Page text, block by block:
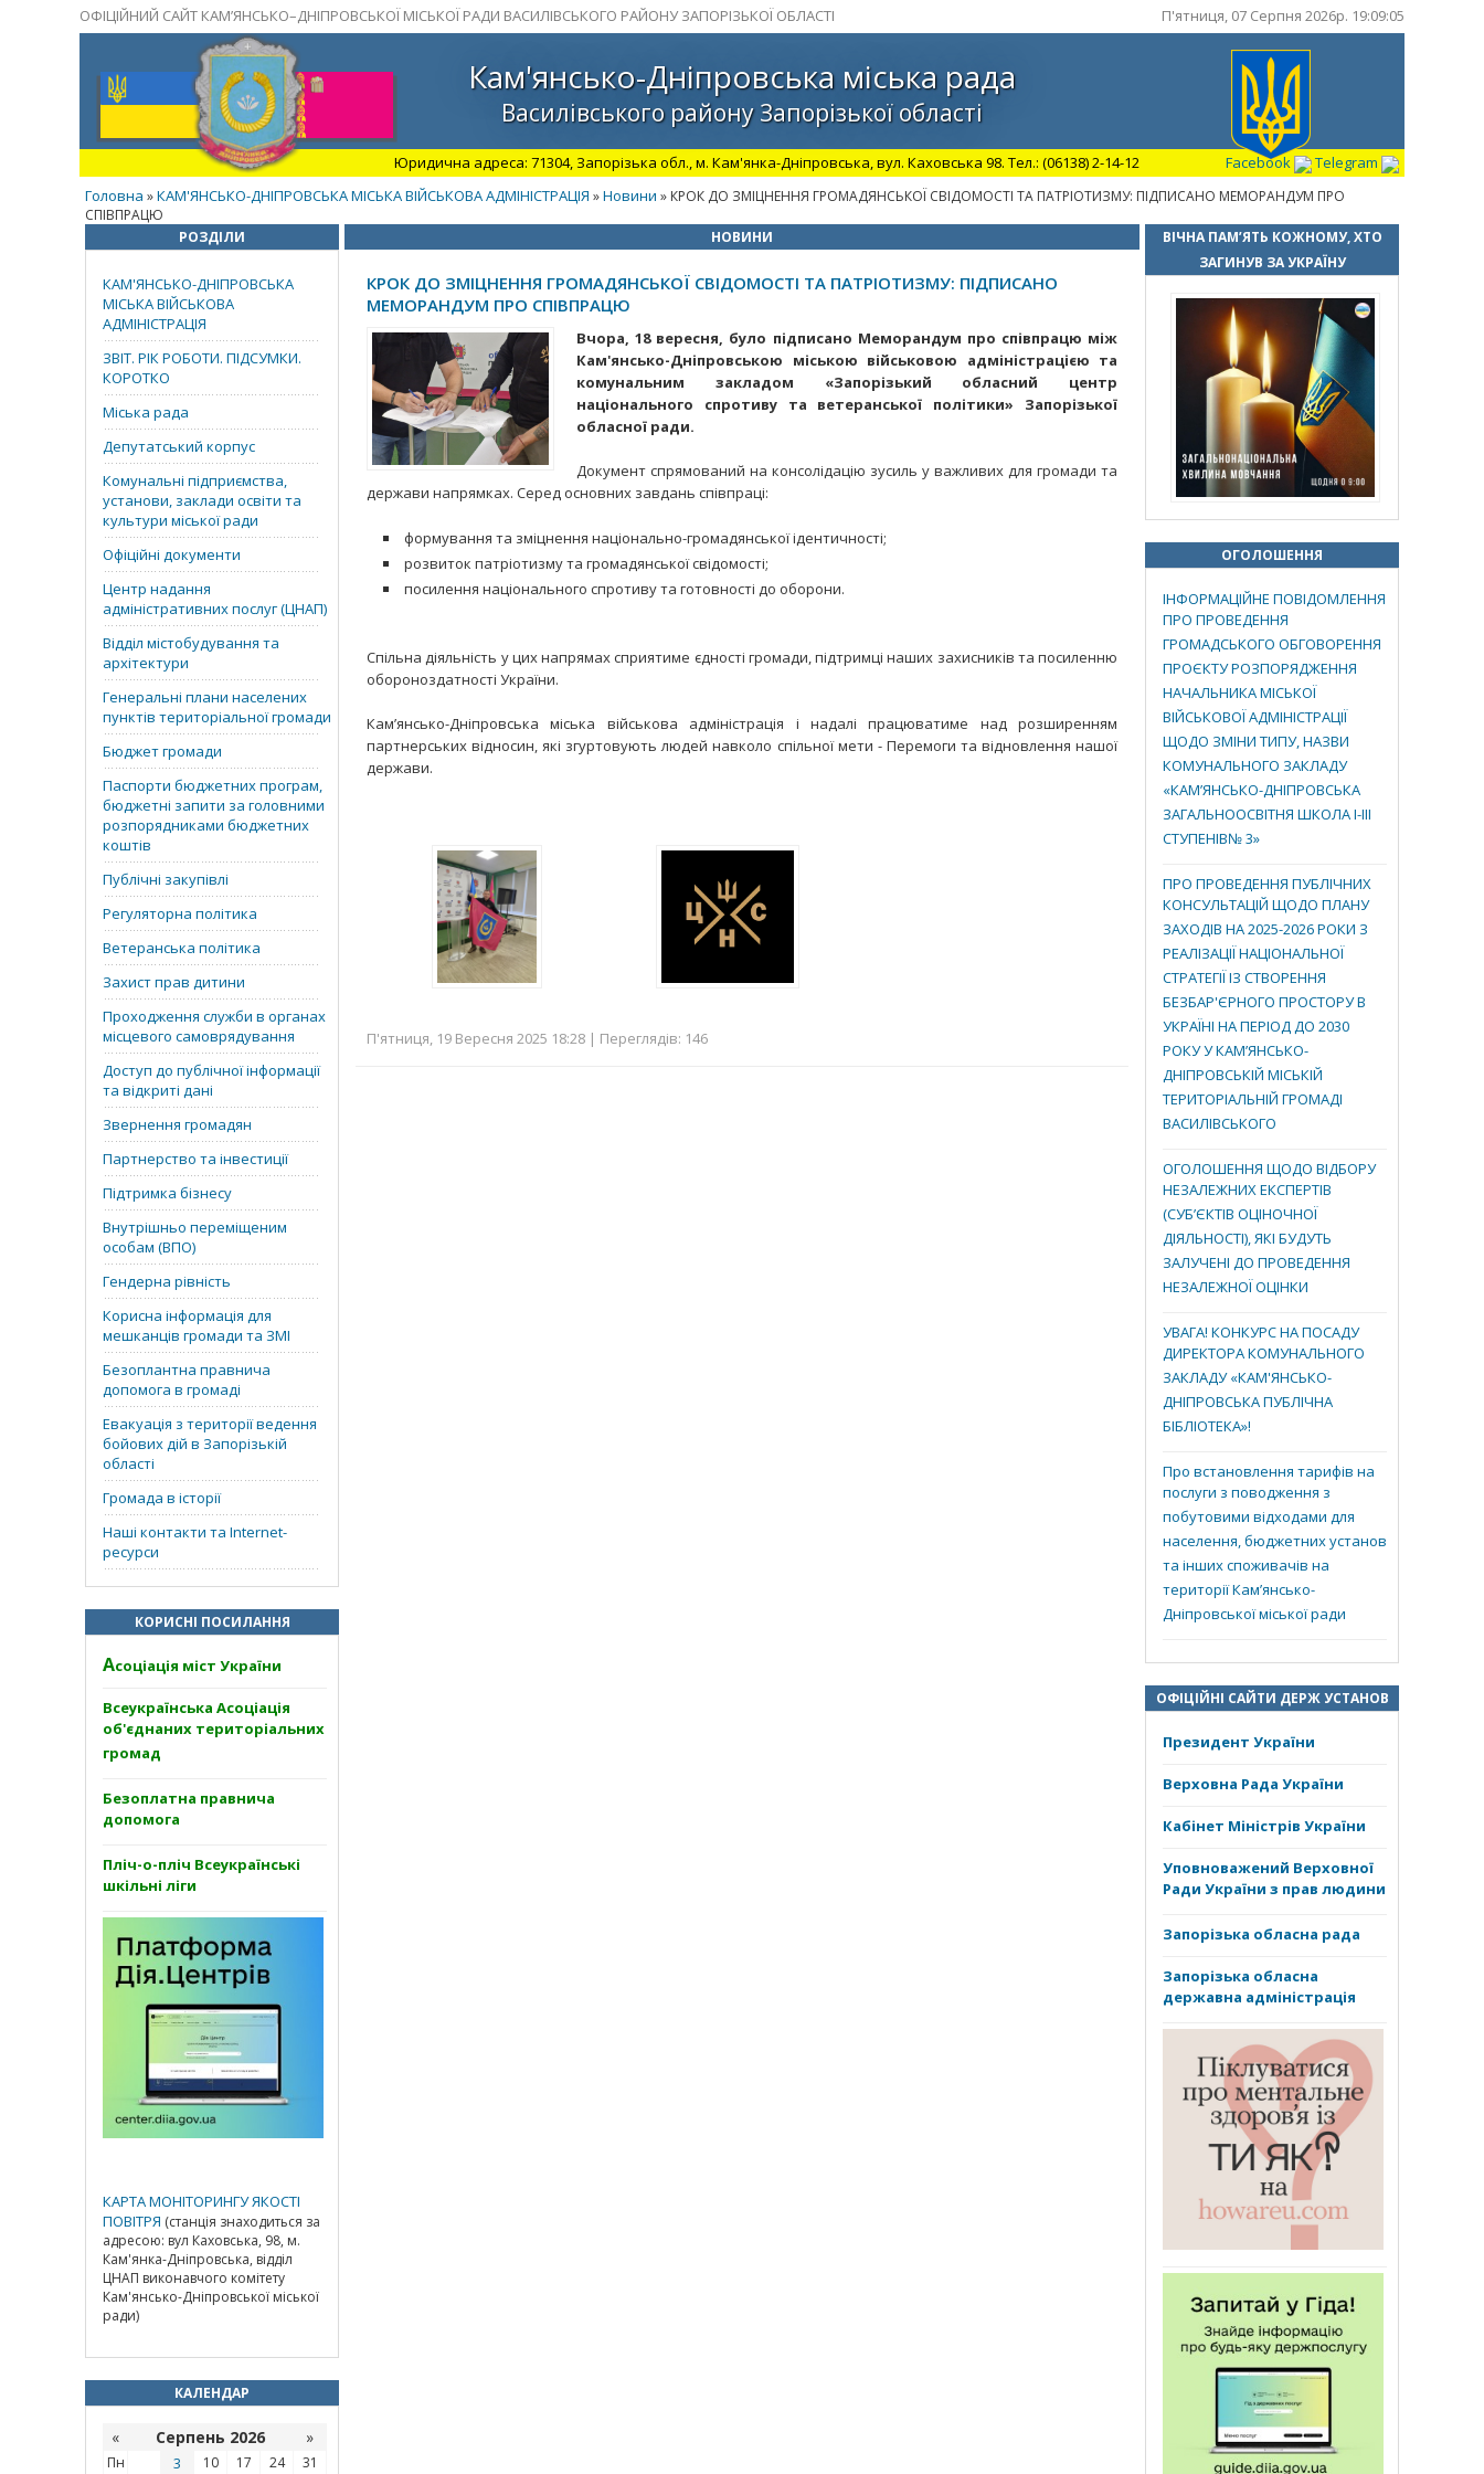
ОФІЦІЙНИЙ САЙТ КАМ’ЯНСЬКО–ДНІПРОВСЬКОЇ МІСЬКОЇ РАДИ ВАСИЛІВСЬКОГО РАЙОНУ ЗАПОРІЗЬКОЇ ОБЛАСТІ П'ятниця, 07 Серпня 2026р. 19:09:06
Кам'янсько-Дніпровська міська рада
Василівського району Запорізької області
Юридична адреса: 71304, Запорізька обл., м. Кам'янка-Дніпровська, вул. Каховська 98. Тел.: (06138) 2-14-12 Facebook
Telegram
Головна »КАМ'ЯНСЬКО-ДНІПРОВСЬКА МІСЬКА ВІЙСЬКОВА АДМІНІСТРАЦІЯ »Новини » КРОК ДО ЗМІЦНЕННЯ ГРОМАДЯНСЬКОЇ СВІДОМОСТІ ТА ПАТРІОТИЗМУ: ПІДПИСАНО МЕМОРАНДУМ ПРО
СПІВПРАЦЮ
РОЗДІЛИ
КАМ'ЯНСЬКО-ДНІПРОВСЬКА
МІСЬКА ВІЙСЬКОВА
АДМІНІСТРАЦІЯ
ЗВІТ. РІК РОБОТИ. ПІДСУМКИ.
КОРОТКО
Міська рада
Депутатський корпус
Комунальні підприємства,
установи, заклади освіти та
культури міської ради
Офіційні документи
Центр надання
адміністративних послуг (ЦНАП)
Відділ містобудування та
архітектури
Генеральні плани населених
пунктів територіальної громади
Бюджет громади
Паспорти бюджетних програм,
бюджетні запити за головними
розпорядниками бюджетних
коштів
Публічні закупівлі
Регуляторна політика
Ветеранська політика
Захист прав дитини
Проходження служби в органах
місцевого самоврядування
Доступ до публічної інформації
та відкриті дані
Звернення громадян
Партнерство та інвестиції
Підтримка бізнесу
Внутрішньо переміщеним
особам (ВПО)
Гендерна рівність
Корисна інформація для
мешканців громади та ЗМІ
Безоплантна правнича
допомога в громаді
Евакуація з території ведення
бойових дій в Запорізькій
області
Громада в історії
Наші контакти та Internet-
ресурси
КОРИСНІ ПОСИЛАННЯ
Асоціація міст України
Всеукраїнська Асоціація
об'єднаних територіальних
громад
Безоплатна правнича
допомога
Пліч-о-пліч Всеукраїнські
шкільні ліги
КАРТА МОНІТОРИНГУ ЯКОСТІ
ПОВІТРЯ (станція знаходиться за
адресою: вул Каховська, 98, м.
Кам'янка-Дніпровська, відділ
ЦНАП виконавчого комітету
Кам'янсько-Дніпровської міської
ради)
КАЛЕНДАР
« Серпень 2026 »
Пн 3 10 17 24 31
НОВИНИ
КРОК ДО ЗМІЦНЕННЯ ГРОМАДЯНСЬКОЇ СВІДОМОСТІ ТА ПАТРІОТИЗМУ: ПІДПИСАНО
МЕМОРАНДУМ ПРО СПІВПРАЦЮ
Вчора, 18 вересня, було підписано Меморандум про співпрацю між
Кам'янсько-Дніпровською міською військовою адміністрацією та
комунальним закладом «Запорізький обласний центр
національного спротиву та ветеранської політики» Запорізької
обласної ради.
Документ спрямований на консолідацію зусиль у важливих для громади та
держави напрямках. Серед основних завдань співпраці:
формування та зміцнення національно-громадянської ідентичності;
розвиток патріотизму та громадянської свідомості;
посилення національного спротиву та готовності до оборони.
Спільна діяльність у цих напрямах сприятиме єдності громади, підтримці наших захисників та посиленню
обороноздатності України.
Кам’янсько-Дніпровська міська військова адміністрація і надалі працюватиме над розширенням
партнерських відносин, які згуртовують людей навколо спільної мети - Перемоги та відновлення нашої
держави.
П'ятниця, 19 Вересня 2025 18:28 | Переглядів: 146
ВІЧНА ПАМ’ЯТЬ КОЖНОМУ, ХТО
ЗАГИНУВ ЗА УКРАЇНУ
ОГОЛОШЕННЯ
ІНФОРМАЦІЙНЕ ПОВІДОМЛЕННЯ
ПРО ПРОВЕДЕННЯ
ГРОМАДСЬКОГО ОБГОВОРЕННЯ
ПРОЄКТУ РОЗПОРЯДЖЕННЯ
НАЧАЛЬНИКА МІСЬКОЇ
ВІЙСЬКОВОЇ АДМІНІСТРАЦІЇ
ЩОДО ЗМІНИ ТИПУ, НАЗВИ
КОМУНАЛЬНОГО ЗАКЛАДУ
«КАМ’ЯНСЬКО-ДНІПРОВСЬКА
ЗАГАЛЬНООСВІТНЯ ШКОЛА І-ІІІ
СТУПЕНІВ№ 3»
ПРО ПРОВЕДЕННЯ ПУБЛІЧНИХ
КОНСУЛЬТАЦІЙ ЩОДО ПЛАНУ
ЗАХОДІВ НА 2025-2026 РОКИ З
РЕАЛІЗАЦІЇ НАЦІОНАЛЬНОЇ
СТРАТЕГІЇ ІЗ СТВОРЕННЯ
БЕЗБАР'ЄРНОГО ПРОСТОРУ В
УКРАЇНІ НА ПЕРІОД ДО 2030
РОКУ У КАМ’ЯНСЬКО-
ДНІПРОВСЬКІЙ МІСЬКІЙ
ТЕРИТОРІАЛЬНІЙ ГРОМАДІ
ВАСИЛІВСЬКОГО
ОГОЛОШЕННЯ ЩОДО ВІДБОРУ
НЕЗАЛЕЖНИХ ЕКСПЕРТІВ
(СУБ’ЄКТІВ ОЦІНОЧНОЇ
ДІЯЛЬНОСТІ), ЯКІ БУДУТЬ
ЗАЛУЧЕНІ ДО ПРОВЕДЕННЯ
НЕЗАЛЕЖНОЇ ОЦІНКИ
УВАГА! КОНКУРС НА ПОСАДУ
ДИРЕКТОРА КОМУНАЛЬНОГО
ЗАКЛАДУ «КАМ'ЯНСЬКО-
ДНІПРОВСЬКА ПУБЛІЧНА
БІБЛІОТЕКА»!
Про встановлення тарифів на
послуги з поводження з
побутовими відходами для
населення, бюджетних установ
та інших споживачів на
території Кам’янсько-
Дніпровської міської ради
ОФІЦІЙНІ САЙТИ ДЕРЖ УСТАНОВ
Президент України
Верховна Рада України
Кабінет Міністрів України
Уповноважений Верховної
Ради України з прав людини
Запорізька обласна рада
Запорізька обласна
державна адміністрація